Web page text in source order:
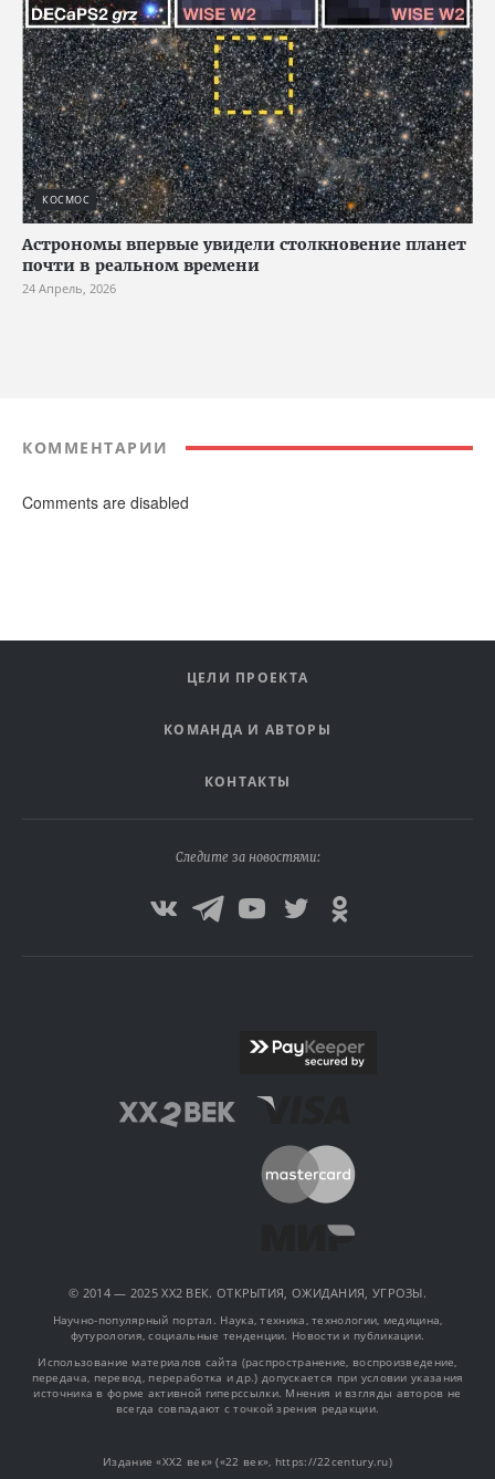
КОСМОС
Астрономы впервые увидели столкновение планет
почти в реальном времени
24 Апрель, 2026
КОММЕНТАРИИ
Comments are disabled
ЦЕЛИ ПРОЕКТА
КОМАНДА И АВТОРЫ
КОНТАКТЫ
Следите за новостями:
© 2014 — 2025 XX2 ВЕК. ОТКРЫТИЯ, ОЖИДАНИЯ, УГРОЗЫ.
Научно-популярный портал. Наука, техника, технологии, медицина,
футурология, социальные тенденции. Новости и публикации.
Использование материалов сайта (распространение, воспроизведение,
передача, перевод, переработка и др.) допускается при условии указания
источника в форме активной гиперссылки. Мнения и взгляды авторов не
всегда совпадают с точкой зрения редакции.
Издание «XX2 век» («22 век», https://22century.ru)